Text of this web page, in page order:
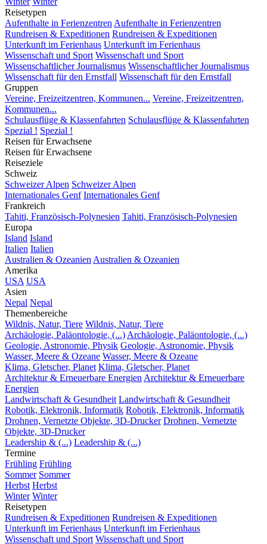
Reisetypen
Aufenthalte in Ferienzentren Aufenthalte in Ferienzentren
Rundreisen & Expeditionen Rundreisen & Expeditionen
Unterkunft im Ferienhaus Unterkunft im Ferienhaus
Wissenschaft und Sport Wissenschaft und Sport
Wissenschaftlicher Journalismus Wissenschaftlicher Journalismus
Wissenschaft für den Ernstfall Wissenschaft für den Ernstfall
Gruppen
Vereine, Freizeitzentren, Kommunen... Vereine, Freizeitzentren,
Kommunen...
Schulausflüge & Klassenfahrten Schulausflüge & Klassenfahrten
Spezial ! Spezial !
Reisen für Erwachsene
Reisen für Erwachsene
Reiseziele
Schweiz
Schweizer Alpen Schweizer Alpen
Internationales Genf Internationales Genf
Frankreich
Tahiti, Französisch-Polynesien Tahiti, Französisch-Polynesien
Europa
Island Island
Italien Italien
Australien & Ozeanien Australien & Ozeanien
Amerika
USA USA
Asien
Nepal Nepal
Themenbereiche
Wildnis, Natur, Tiere Wildnis, Natur, Tiere
Archäologie, Paläontologie, (...) Archäologie, Paläontologie, (...)
Geologie, Astronomie, Physik Geologie, Astronomie, Physik
Wasser, Meere & Ozeane Wasser, Meere & Ozeane
Klima, Gletscher, Planet Klima, Gletscher, Planet
Architektur & Erneuerbare Energien Architektur & Erneuerbare
Energien
Landwirtschaft & Gesundheit Landwirtschaft & Gesundheit
Robotik, Elektronik, Informatik Robotik, Elektronik, Informatik
Drohnen, Vernetzte Objekte, 3D-Drucker Drohnen, Vernetzte
Objekte, 3D-Drucker
Leadership & (...) Leadership & (...)
Termine
Frühling Frühling
Sommer Sommer
Herbst Herbst
Winter Winter
Reisetypen
Rundreisen & Expeditionen Rundreisen & Expeditionen
Unterkunft im Ferienhaus Unterkunft im Ferienhaus
Wissenschaft und Sport Wissenschaft und Sport